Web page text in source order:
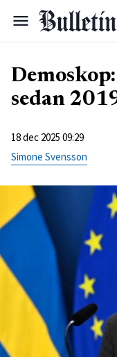
sedan
18 dec 2025 09:29
Simone Svensson